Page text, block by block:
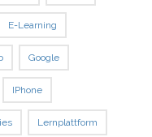
E-Learning
Google
IPhone
Lernplattform